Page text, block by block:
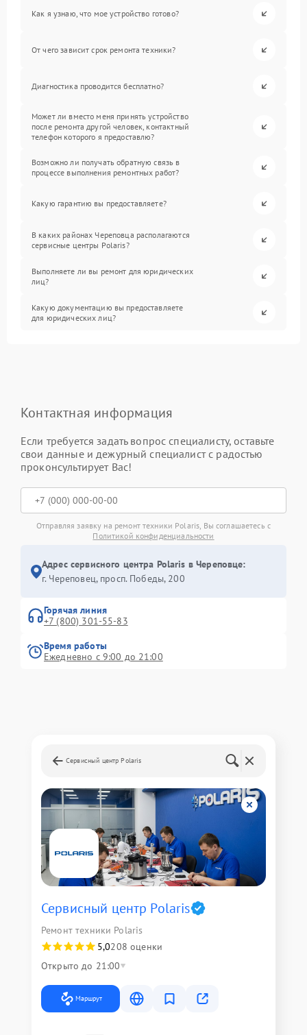
Как я узнаю, что мое устройство готово?
От чего зависит срок ремонта техники?
Диагностика проводится бесплатно?
Может ли вместо меня принять устройство
после ремонта другой человек, контактный
телефон которого я предоставлю?
Возможно ли получать обратную связь в
процессе выполнения ремонтных работ?
Какую гарантию вы предоставляете?
В каких районах Череповца располагаются
сервисные центры Polaris?
Выполняете ли вы ремонт для юридических
лиц?
Какую документацию вы предоставляете
для юридических лиц?
Контактная информация
Если требуется задать вопрос специалисту, оставьте
свои данные и дежурный специалист с радостью
проконсультирует Вас!
Отправляя заявку на ремонт техники Polaris, Вы соглашаетесь с
Политикой конфиденциальности
Адрес сервисного центра Polaris в Череповце:
г. Череповец, просп. Победы, 200
Горячая линия
+7 (800) 301-55-83
Время работы
Ежедневно с 9:00 до 21:00
Сервисный центр Polaris
Сервисный центр Polaris
Ремонт техники Polaris
5,0208 оценки
Открыто до 21:00
Маршрут